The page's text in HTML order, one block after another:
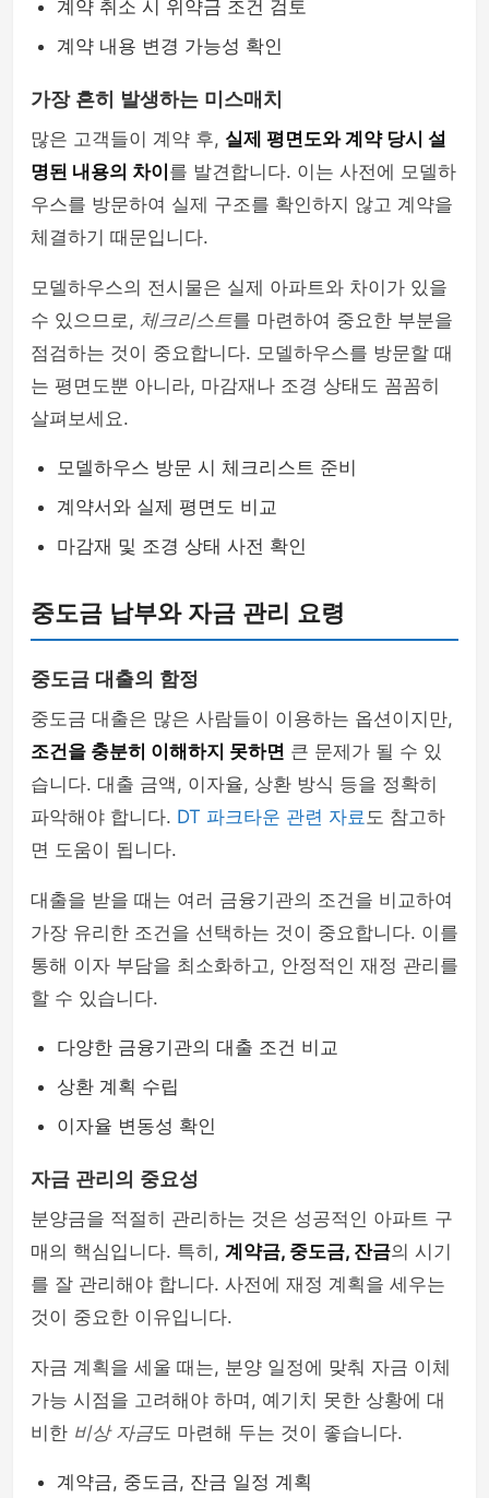
계약 취소 시 위약금 조건 검토
계약 내용 변경 가능성 확인
가장 흔히 발생하는 미스매치
많은 고객들이 계약 후, 실제 평면도와 계약 당시 설
명된 내용의 차이 를 발견합니다. 이는 사전에 모델하
우스를 방문하여 실제 구조를 확인하지 않고 계약을
체결하기 때문입니다.
모델하우스의 전시물은 실제 아파트와 차이가 있을
수 있으므로, 체크리스트를 마련하여 중요한 부분을
점검하는 것이 중요합니다. 모델하우스를 방문할 때
는 평면도뿐 아니라, 마감재나 조경 상태도 꼼꼼히
살펴보세요.
모델하우스 방문 시 체크리스트 준비
계약서와 실제 평면도 비교
마감재 및 조경 상태 사전 확인
중도금 납부와 자금 관리 요령
중도금 대출의 함정
중도금 대출은 많은 사람들이 이용하는 옵션이지만,
조건을 충분히 이해하지 못하면 큰 문제가 될 수 있
습니다. 대출 금액, 이자율, 상환 방식 등을 정확히
파악해야 합니다. DT 파크타운 관련 자료도 참고하
면 도움이 됩니다.
대출을 받을 때는 여러 금융기관의 조건을 비교하여
가장 유리한 조건을 선택하는 것이 중요합니다. 이를
통해 이자 부담을 최소화하고, 안정적인 재정 관리를
할 수 있습니다.
다양한 금융기관의 대출 조건 비교
상환 계획 수립
이자율 변동성 확인
자금 관리의 중요성
분양금을 적절히 관리하는 것은 성공적인 아파트 구
매의 핵심입니다. 특히, 계약금, 중도금, 잔금의 시기
를 잘 관리해야 합니다. 사전에 재정 계획을 세우는
것이 중요한 이유입니다.
자금 계획을 세울 때는, 분양 일정에 맞춰 자금 이체
가능 시점을 고려해야 하며, 예기치 못한 상황에 대
비한 비상 자금도 마련해 두는 것이 좋습니다.
계약금, 중도금, 잔금 일정 계획